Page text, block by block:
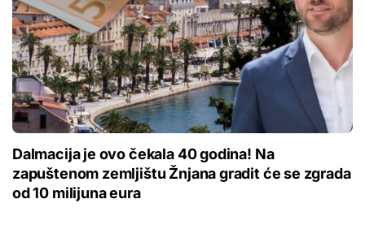
Dalmacija je ovo čekala 40 godina! Na
zapuštenom zemljištu Žnjana gradit će se zgrada
od 10 milijuna eura